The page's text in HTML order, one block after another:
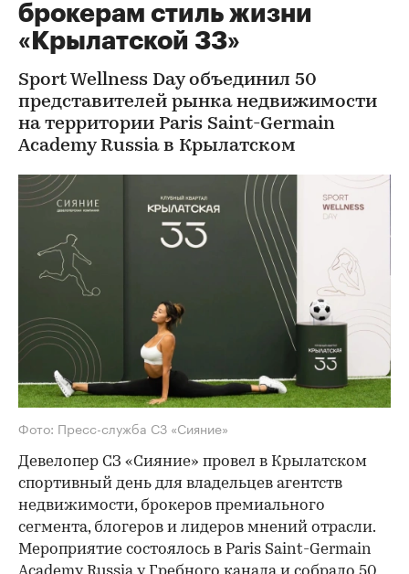
брокерам стиль жизни
«Крылатской 33»
Sport Wellness Day объединил 50
представителей рынка недвижимости
на территории Paris Saint-Germain
Academy Russia в Крылатском
Фото: Пресс-служба СЗ «Сияние»
Девелопер СЗ «Сияние» провел в Крылатском
спортивный день для владельцев агентств
недвижимости, брокеров премиального
сегмента, блогеров и лидеров мнений отрасли.
Мероприятие состоялось в Paris Saint-Germain